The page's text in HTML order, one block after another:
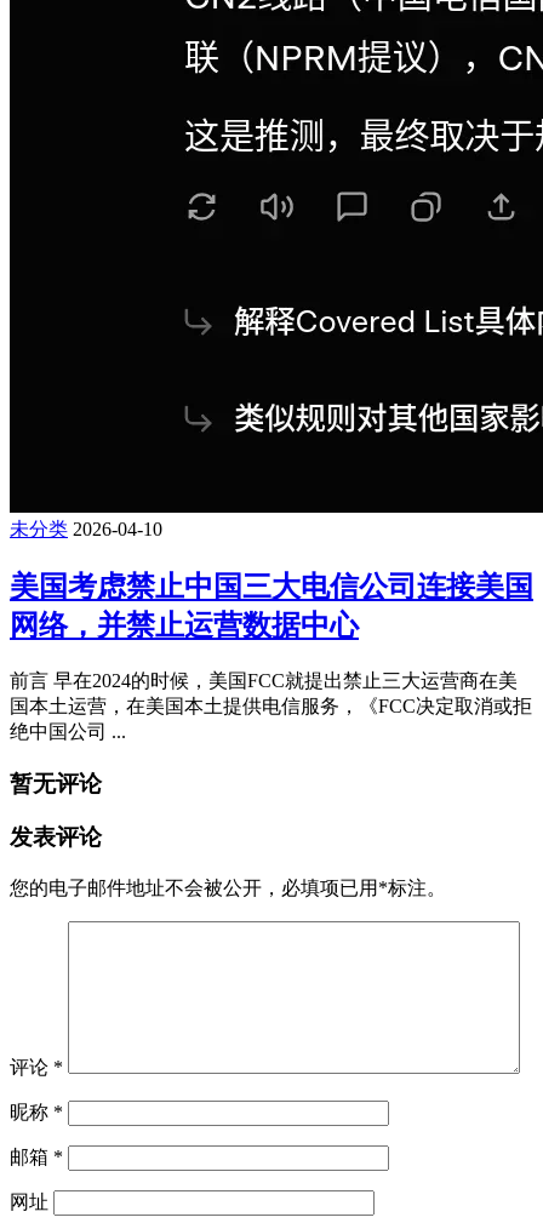
未分类 2026-04-10
美国考虑禁止中国三大电信公司连接美国
网络，并禁止运营数据中心
前言 早在2024的时候，美国FCC就提出禁止三大运营商在美
国本土运营，在美国本土提供电信服务，《FCC决定取消或拒
绝中国公司 ...
暂无评论
发表评论
您的电子邮件地址不会被公开， 必填项已用 *标注。
评论 *
昵称 *
邮箱 *
网址